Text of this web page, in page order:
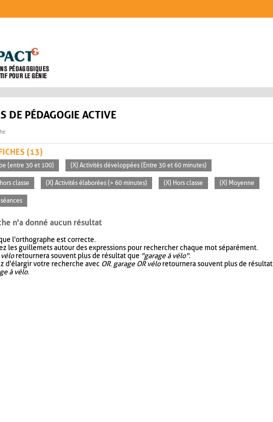
DE PÉDAGOGIE ACTIVE
(13)
(entre 30 et 100) (X) Activités développées (Entre 30 et 60 minutes)
classe (X) Activités élaborées (> 60 minutes) (X) Hors classe (X) Moyenne
n'a donné aucun résultat
l'orthographe est correcte.
les guillemets autour des expressions pour rechercher chaque mot séparément.
véloretournera souvent plus de résultat que "garage à vélo".
d'élargir votre recherche avec OR. garage OR véloretournera souvent plus de résultat
à vélo.